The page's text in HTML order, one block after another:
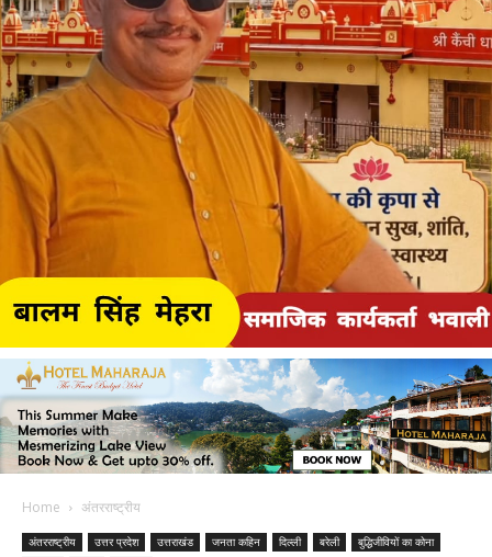
Home अंतरराष्ट्रीय
अंतरराष्ट्रीय उत्तर प्रदेश उत्तराखंड जनता कहिन दिल्ली बरेली
बुद्धिजीवियों का कोना